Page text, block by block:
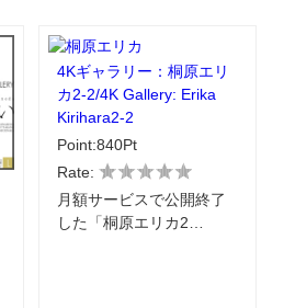
4Kギャラリー：桐原エリ
カ2-2/4K Gallery: Erika
Kirihara2-2
Point:840Pt
Rate:
月額サービスで公開終了
した「桐原エリカ2…